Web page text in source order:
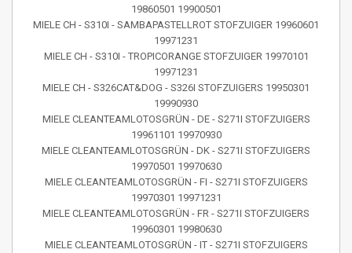
19860501 19900501
MIELE CH - S310I - SAMBAPASTELLROT STOFZUIGER 19960601
19971231
MIELE CH - S310I - TROPICORANGE STOFZUIGER 19970101
19971231
MIELE CH - S326CAT&DOG - S326I STOFZUIGERS 19950301
19990930
MIELE CLEANTEAMLOTOSGRÜN - DE - S271I STOFZUIGERS
19961101 19970930
MIELE CLEANTEAMLOTOSGRÜN - DK - S271I STOFZUIGERS
19970501 19970630
MIELE CLEANTEAMLOTOSGRÜN - FI - S271I STOFZUIGERS
19970301 19971231
MIELE CLEANTEAMLOTOSGRÜN - FR - S271I STOFZUIGERS
19960301 19980630
MIELE CLEANTEAMLOTOSGRÜN - IT - S271I STOFZUIGERS